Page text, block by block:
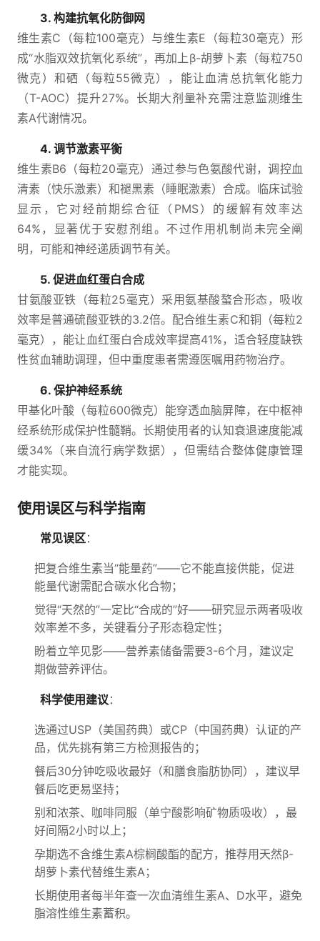
3. 构建抗氧化防御网
维生素C（每粒100毫克）与维生素E（每粒30毫克）形
成“水脂双效抗氧化系统”，再加上β-胡萝卜素（每粒750
微克）和硒（每粒55微克），能让血清总抗氧化能力
（T-AOC）提升27%。长期大剂量补充需注意监测维生
素A代谢情况。
4. 调节激素平衡
维生素B6（每粒20毫克）通过参与色氨酸代谢，调控血
清素（快乐激素）和褪黑素（睡眠激素）合成。临床试验
显示，它对经前期综合征（PMS）的缓解有效率达
64%，显著优于安慰剂组。不过作用机制尚未完全阐
明，可能和神经递质调节有关。
5. 促进血红蛋白合成
甘氨酸亚铁（每粒25毫克）采用氨基酸螯合形态，吸收
效率是普通硫酸亚铁的3.2倍。配合维生素C和铜（每粒2
毫克），能让血红蛋白合成效率提高41%，适合轻度缺铁
性贫血辅助调理，但中重度患者需遵医嘱用药物治疗。
6. 保护神经系统
甲基化叶酸（每粒600微克）能穿透血脑屏障，在中枢神
经系统形成保护性髓鞘。长期使用者的认知衰退速度能减
缓34%（来自流行病学数据），但需结合整体健康管理
才能实现。
使用误区与科学指南
常见误区：
把复合维生素当“能量药”——它不能直接供能，促进
能量代谢需配合碳水化合物；
觉得“天然的”一定比“合成的”好——研究显示两者吸收
效率差不多，关键看分子形态稳定性；
盼着立竿见影——营养素储备需要3-6个月，建议定
期做营养评估。
科学使用建议：
选通过USP（美国药典）或CP（中国药典）认证的产
品，优先挑有第三方检测报告的；
餐后30分钟吃吸收最好（和膳食脂肪协同），建议早
餐后吃更易坚持；
别和浓茶、咖啡同服（单宁酸影响矿物质吸收），最
好间隔2小时以上；
孕期选不含维生素A棕榈酸酯的配方，推荐用天然β-
胡萝卜素代替维生素A；
长期使用者每半年查一次血清维生素A、D水平，避免
脂溶性维生素蓄积。